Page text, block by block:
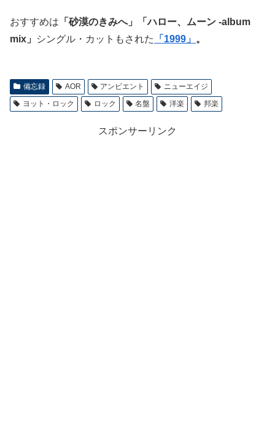
おすすめは 「砂漠のきみへ」「ハロー、ムーン -album
mix」
シングル・カットもされた 「1999」 。
備忘録 AOR アンビエント
ニューエイジ
ヨット・ロック
ロック 名盤 洋楽 邦楽
スポンサーリンク